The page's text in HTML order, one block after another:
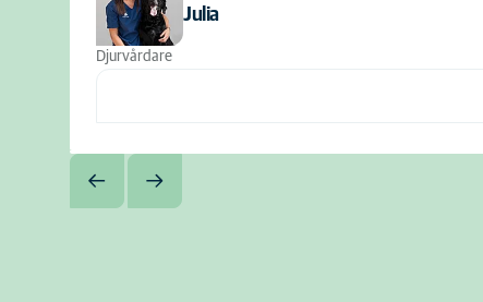
Julia
Djurvårdare